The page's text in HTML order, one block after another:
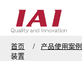
首页 产品使用案例
装置